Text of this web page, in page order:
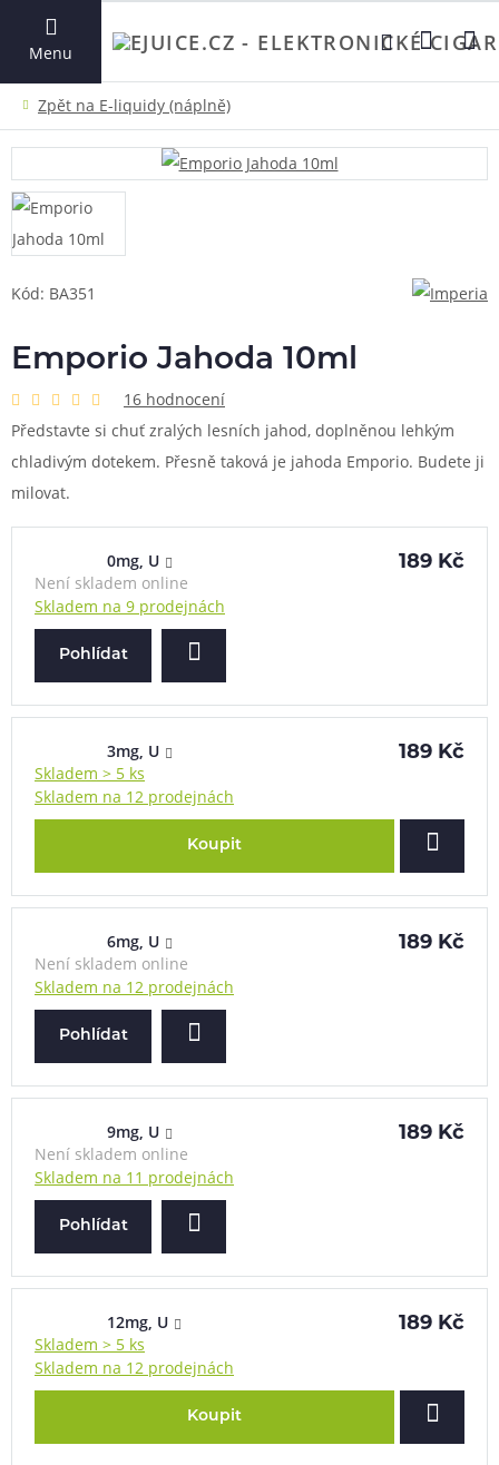
Menu
VYHLEDAT
Kód: BA351
Emporio Jahoda 10ml
16 hodnocení
Představte si chuť zralých lesních jahod, doplněnou lehkým
chladivým dotekem. Přesně taková je jahoda Emporio. Budete ji
milovat.
0mg, U
Není skladem online
Skladem na 9 prodejnách
189 Kč
Pohlídat
3mg, U
Skladem > 5 ks
Skladem na 12 prodejnách
189 Kč
Koupit
6mg, U
Není skladem online
Skladem na 12 prodejnách
189 Kč
Pohlídat
9mg, U
Není skladem online
Skladem na 11 prodejnách
189 Kč
Pohlídat
12mg, U
Skladem > 5 ks
Skladem na 12 prodejnách
189 Kč
Koupit